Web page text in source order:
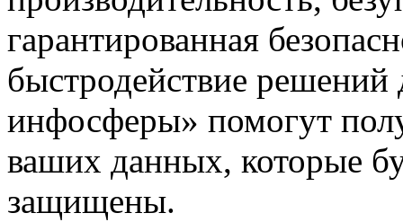
гарантированная
быстродействие
инфосферы» помогут
ваших данных, которые
защищены.